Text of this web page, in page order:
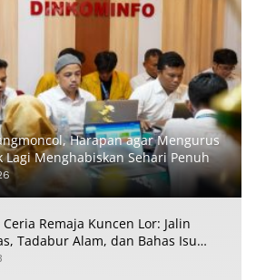
Harapan agar Mengurus
Lagi Menghabiskan Sehari Penuh
Remaja Kuncen Lor: Jalin
Tadabur Alam, dan Bahas Isu